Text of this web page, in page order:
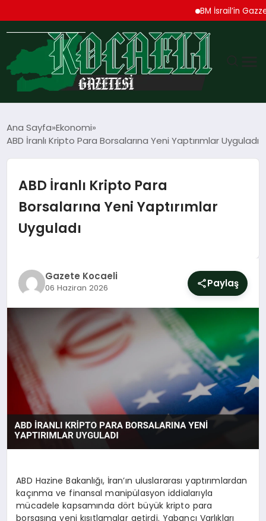
BM İsrail’in Gazze
TEKNOLOJI
EKONOMI
SPOR
SIYASET
SAĞLIK
EĞITIM
Ana Sayfa Ekonomi
ABD İranlı Kripto Para Borsalarına Yeni Yaptırımlar Uyguladı
ABD İranlı Kripto Para
Borsalarına Yeni Yaptırımlar
Uyguladı
Gazete Kocaeli
06 Haziran 2026 Paylaş
ABD Hazine Bakanlığı, İran’ın uluslararası yaptırımlardan
kaçınma ve finansal manipülasyon iddialarıyla
mücadele kapsamında dört büyük kripto para
borsasına yeni kısıtlamalar getirdi. Yabancı Varlıkları